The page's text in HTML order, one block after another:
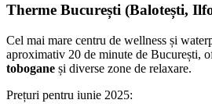
Therme București (Balotești,
Cel mai mare centru de wellness și
aproximativ 20 de minute de București,
tobogane și diverse zone de relaxare.
Prețuri pentru iunie 2025: